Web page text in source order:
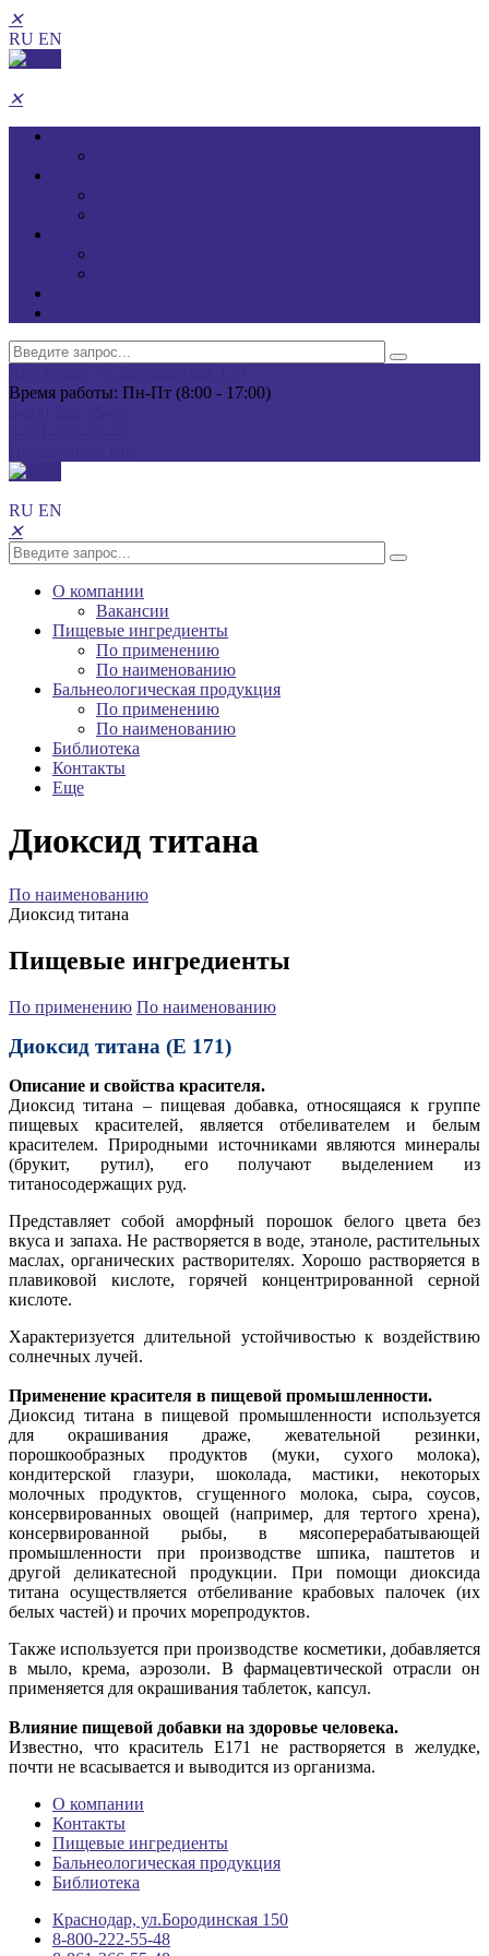
✕
RU EN
✕
Время работы: Пн-Пт (8:00 - 17:00)
RU EN
✕
О компании
Вакансии
Пищевые ингредиенты
По применению
По наименованию
Бальнеологическая продукция
По применению
По наименованию
Библиотека
Контакты
Еще
Диоксид титана
По наименованию
Диоксид титана
Пищевые ингредиенты
По применению По наименованию
Диоксид титана (Е 171)
Описание и свойства красителя.
Диоксид титана – пищевая добавка, относящаяся к группе
пищевых красителей, является отбеливателем и белым
красителем. Природными источниками являются минералы
(брукит, рутил), его получают выделением из
титаносодержащих руд.
Представляет собой аморфный порошок белого цвета без
вкуса и запаха. Не растворяется в воде, этаноле, растительных
маслах, органических растворителях. Хорошо растворяется в
плавиковой кислоте, горячей концентрированной серной
кислоте.
Характеризуется длительной устойчивостью к воздействию
солнечных лучей.
Применение красителя в пищевой промышленности.
Диоксид титана в пищевой промышленности используется
для окрашивания драже, жевательной резинки,
порошкообразных продуктов (муки, сухого молока),
кондитерской глазури, шоколада, мастики, некоторых
молочных продуктов, сгущенного молока, сыра, соусов,
консервированных овощей (например, для тертого хрена),
консервированной рыбы, в мясоперерабатывающей
промышленности при производстве шпика, паштетов и
другой деликатесной продукции. При помощи диоксида
титана осуществляется отбеливание крабовых палочек (их
белых частей) и прочих морепродуктов.
Также используется при производстве косметики, добавляется
в мыло, крема, аэрозоли. В фармацевтической отрасли он
применяется для окрашивания таблеток, капсул.
Влияние пищевой добавки на здоровье человека.
Известно, что краситель Е171 не растворяется в желудке,
почти не всасывается и выводится из организма.
О компании
Контакты
Пищевые ингредиенты
Бальнеологическая продукция
Библиотека
Краснодар, ул.Бородинская 150
8-800-222-55-48